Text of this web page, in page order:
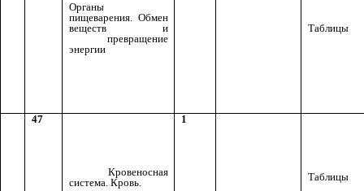
Органы
пищеварения. Обмен
веществ и
превращение
энергии
Таблицы
47
Кровеносная
система. Кровь.
1
Таблицы